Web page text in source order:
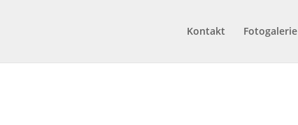
Kontakt Fotogalerie